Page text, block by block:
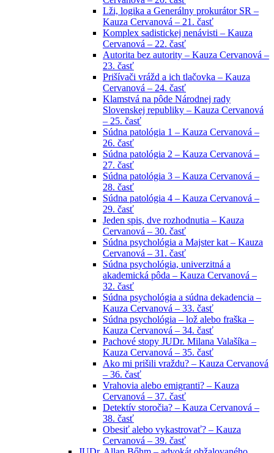
Lži, logika a Generálny prokurátor SR –
Kauza Cervanová – 21. časť
Komplex sadistickej nenávisti – Kauza
Cervanová – 22. časť
Autorita bez autority – Kauza Cervanová –
23. časť
Prišívači vrážd a ich tlačovka – Kauza
Cervanová – 24. časť
Klamstvá na pôde Národnej rady
Slovenskej republiky – Kauza Cervanová
– 25. časť
Súdna patológia 1 – Kauza Cervanová –
26. časť
Súdna patológia 2 – Kauza Cervanová –
27. časť
Súdna patológia 3 – Kauza Cervanová –
28. časť
Súdna patológia 4 – Kauza Cervanová –
29. časť
Jeden spis, dve rozhodnutia – Kauza
Cervanová – 30. časť
Súdna psychológia a Majster kat – Kauza
Cervanová – 31. časť
Súdna psychológia, univerzitná a
akademická pôda – Kauza Cervanová –
32. časť
Súdna psychológia a súdna dekadencia –
Kauza Cervanová – 33. časť
Súdna psychológia – lož alebo fraška –
Kauza Cervanová – 34. časť
Pachové stopy JUDr. Milana Valašíka –
Kauza Cervanová – 35. časť
Ako mi prišili vraždu? – Kauza Cervanová
– 36. časť
Vrahovia alebo emigranti? – Kauza
Cervanová – 37. časť
Detektív storočia? – Kauza Cervanová –
38. časť
Obesiť alebo vykastrovať? – Kauza
Cervanová – 39. časť